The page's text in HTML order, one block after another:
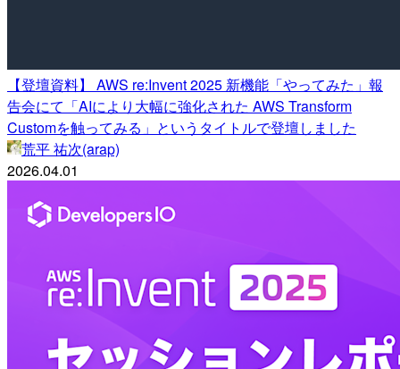
【登壇資料】 AWS re:Invent 2025 新機能「やってみた」報
告会にて「AIにより大幅に強化された AWS Transform
Customを触ってみる」というタイトルで登壇しました
荒平 祐次(arap)
2026.04.01